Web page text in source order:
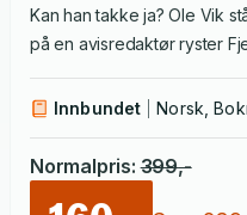
Kan han takke ja? Ole Vik
på en avisredaktør ryster
Politistasjonssjef Cecilie
med den tilsynelatende
hele må Cecilie også
Innbundet Norsk,
Normalpris: 399,-